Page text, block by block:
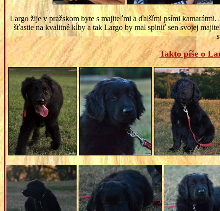
Largo žije v pražskom byte s majiteľmi a ďalšími psími
šťastie na kvalitné kĺby a tak Largo by mal splniť sen svojej
Takto píše o